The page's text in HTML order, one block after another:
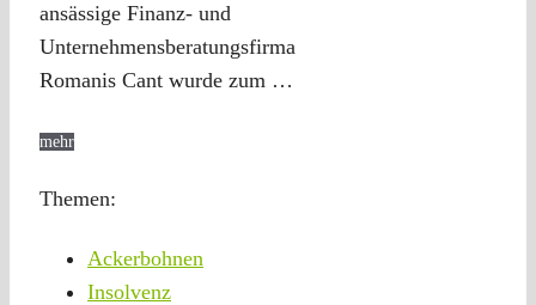
ansässige Finanz- und
Unternehmensberatungsfirma
Romanis Cant wurde zum …
mehr
Themen:
Ackerbohnen
Insolvenz